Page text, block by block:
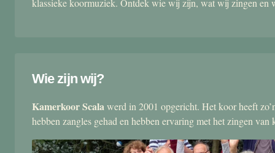
klassieke koormuziek. Ontdek wie wij zijn, wat wij zingen en
Wie zijn wij?
Kamerkoor Scalawerd in 2001 opgericht. Het koor heeft
hebben zangles gehad en hebben ervaring met het zingen van